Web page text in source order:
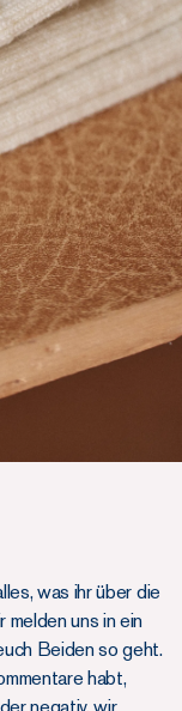
was ihr über die
uns in ein
Beiden so geht.
habt,
negativ, wir